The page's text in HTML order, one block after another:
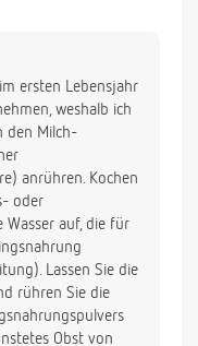
ersten Lebensjahr
weshalb ich
den Milch-
anrühren. Kochen
oder
Wasser auf, die für
Lassen Sie die
rühren Sie die
Obst von